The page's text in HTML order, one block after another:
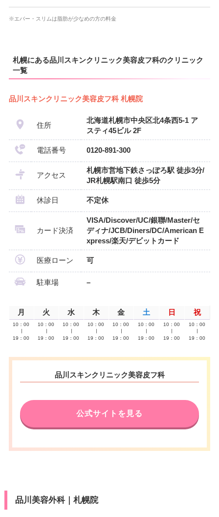
※エバー・スリムは脂肪が少なめの方の料金
札幌にある品川スキンクリニック美容皮フ科のクリニック
一覧
品川スキンクリニック美容皮フ科 札幌院
住所
北海道札幌市中央区北4条西5-1 ア
スティ45ビル 2F
電話番号 0120-891-300
アクセス
札幌市営地下鉄さっぽろ駅 徒歩3分/
JR札幌駅南口 徒歩5分
休診日 不定休
カード決済
VISA/Discover/UC/銀聯/Master/セ
ディナ/JCB/Diners/DC/American E
xpress/楽天/デビットカード
医療ローン 可
駐車場 –
月 火 水 木 金 土 日 祝
10：00
19：00
10：00
19：00
10：00
19：00
10：00
19：00
10：00
19：00
10：00
19：00
10：00
19：00
10：00
19：00
品川スキンクリニック美容皮フ科
公式サイトを見る
品川美容外科｜札幌院